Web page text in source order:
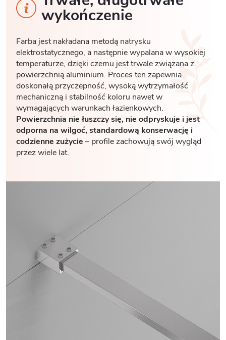
wykończenie
Farba jest nakładana metodą natrysku
elektrostatycznego, a następnie wypalana w wysokiej
temperaturze, dzięki czemu jest trwale związana z
powierzchnią aluminium. Proces ten zapewnia
doskonałą przyczepność, wysoką wytrzymałość
mechaniczną i stabilność koloru nawet w
wymagających warunkach łazienkowych.
Powierzchnia nie łuszczy się, nie odpryskuje i jest
odporna na wilgoć, standardową konserwację i
codzienne zużycie – profile zachowują swój wygląd
przez wiele lat.